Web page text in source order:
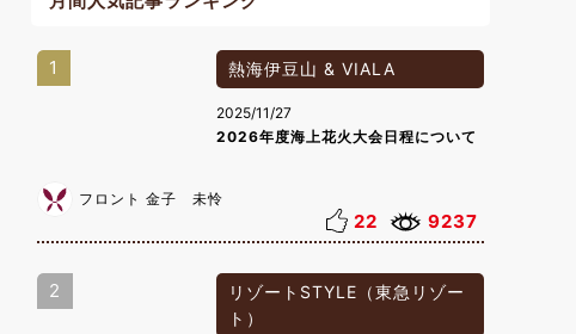
1 熱海伊豆山 & VIALA
2025/11/27
2026年度海上花火大会日程について
フロント 金子 未怜
22 9237
2
リゾートSTYLE（東急リゾー
ト）